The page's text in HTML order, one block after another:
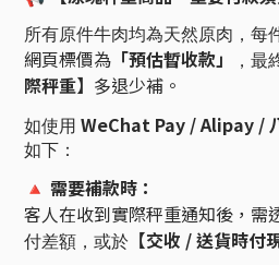
所有原件牛肉均為天然原肉，每
網頁標價為 「預估暫收款」 ，最
際秤重】 多退少補。
如使用 WeChat Pay / Alipay /
如下：
🔺 需要補款時：
客人在收到實際秤重通知後，需
付差額，或於 【交收 / 送貨時付